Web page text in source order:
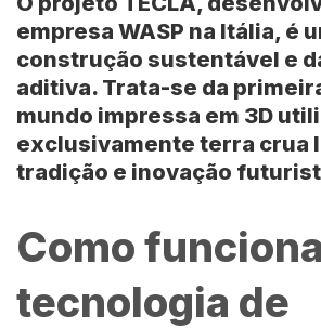
empresa WASP na Itália, é
construção sustentável e
aditiva. Trata-se da
mundo impressa em 3D
exclusivamente terra crua
tradição e inovação
Como
tecnologia de